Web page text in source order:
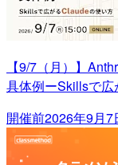
【9/7（月）】
具体例ーSkillsで
開催前2026年9月7